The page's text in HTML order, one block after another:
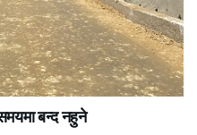
बन्द नहुने